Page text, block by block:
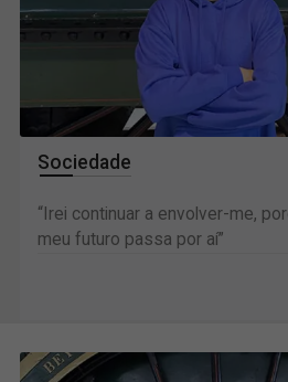
Sociedade
“Irei continuar a envolver-me,
meu futuro passa por aí”